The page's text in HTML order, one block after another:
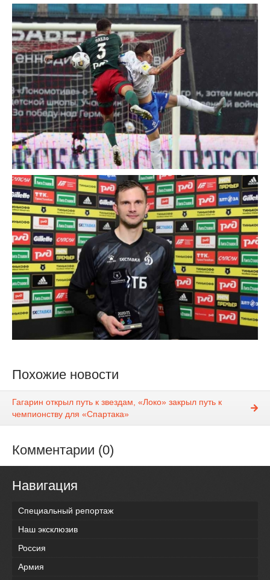
Похожие новости
Гагарин открыл путь к звездам, «Локо» закрыл путь к
чемпионству для «Спартака»
Комментарии (0)
Навигация
Специальный репортаж
Наш эксклюзив
Россия
Армия